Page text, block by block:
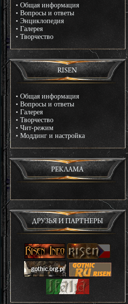
• Общая информация
• Вопросы и ответы
• Энциклопедия
• Галерея
• Творчество
RISEN
• Общая информация
• Вопросы и ответы
• Галерея
• Творчество
• Чит-режим
• Моддинг и настройка
РЕКЛАМА
ДРУЗЬЯ И ПАРТНЕРЫ